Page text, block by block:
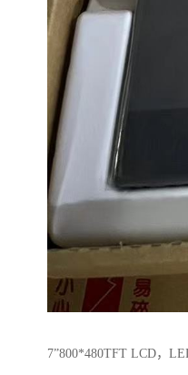
7”800*480TFT LCD，